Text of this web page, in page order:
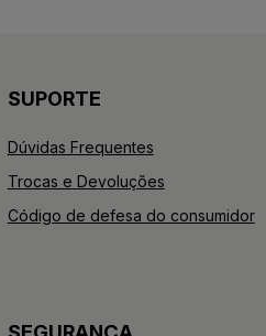
SUPORTE
Dúvidas Frequentes
Trocas e Devoluções
Código de defesa do consumidor